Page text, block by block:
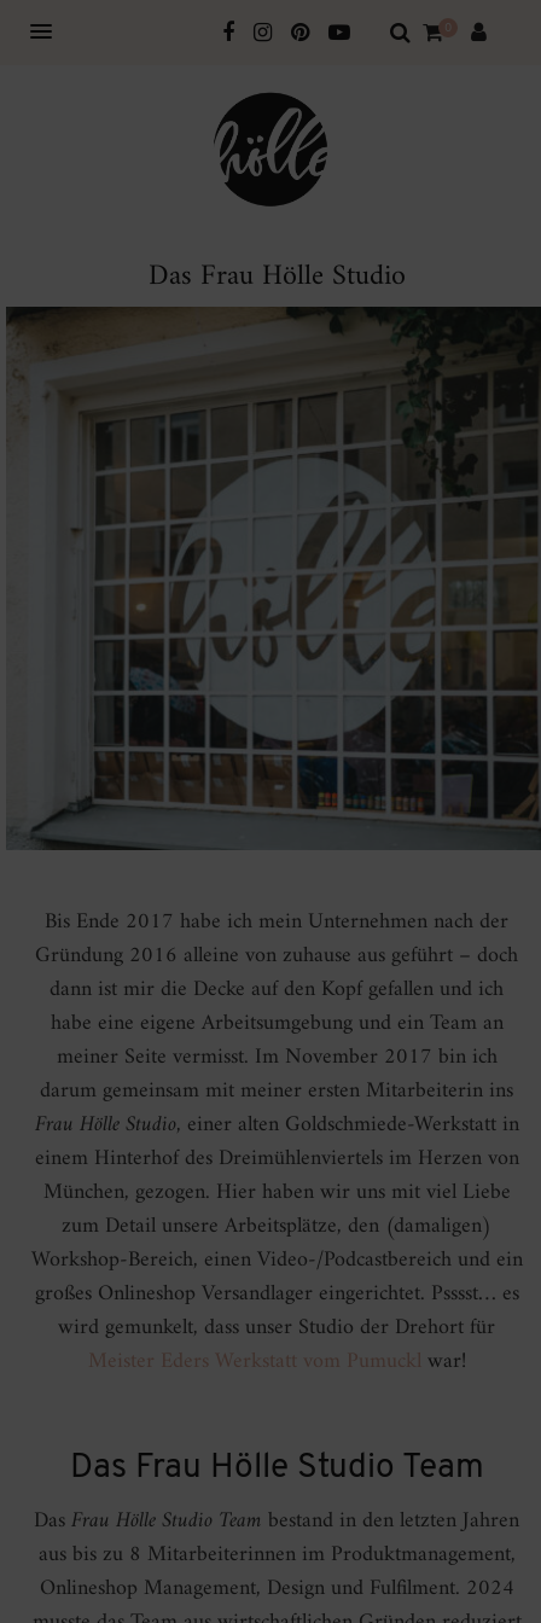
0
Das Frau Hölle Studio
Bis Ende 2017 habe ich mein Unternehmen nach der
Gründung 2016 alleine von zuhause aus geführt – doch
dann ist mir die Decke auf den Kopf gefallen und ich
habe eine eigene Arbeitsumgebung und ein Team an
meiner Seite vermisst. Im November 2017 bin ich
darum gemeinsam mit meiner ersten Mitarbeiterin ins
Frau Hölle Studio, einer alten Goldschmiede-Werkstatt in
einem Hinterhof des Dreimühlenviertels im Herzen von
München, gezogen. Hier haben wir uns mit viel Liebe
zum Detail unsere Arbeitsplätze, den (damaligen)
Workshop-Bereich, einen Video-/Podcastbereich und ein
großes Onlineshop Versandlager eingerichtet. Psssst… es
wird gemunkelt, dass unser Studio der Drehort für
Meister Eders Werkstatt vom Pumucklwar!
Das Frau Hölle Studio Team
DasFrau Hölle Studio Team bestand in den letzten Jahren
aus bis zu 8 Mitarbeiterinnen im Produktmanagement,
Onlineshop Management, Design und Fulfilment. 2024